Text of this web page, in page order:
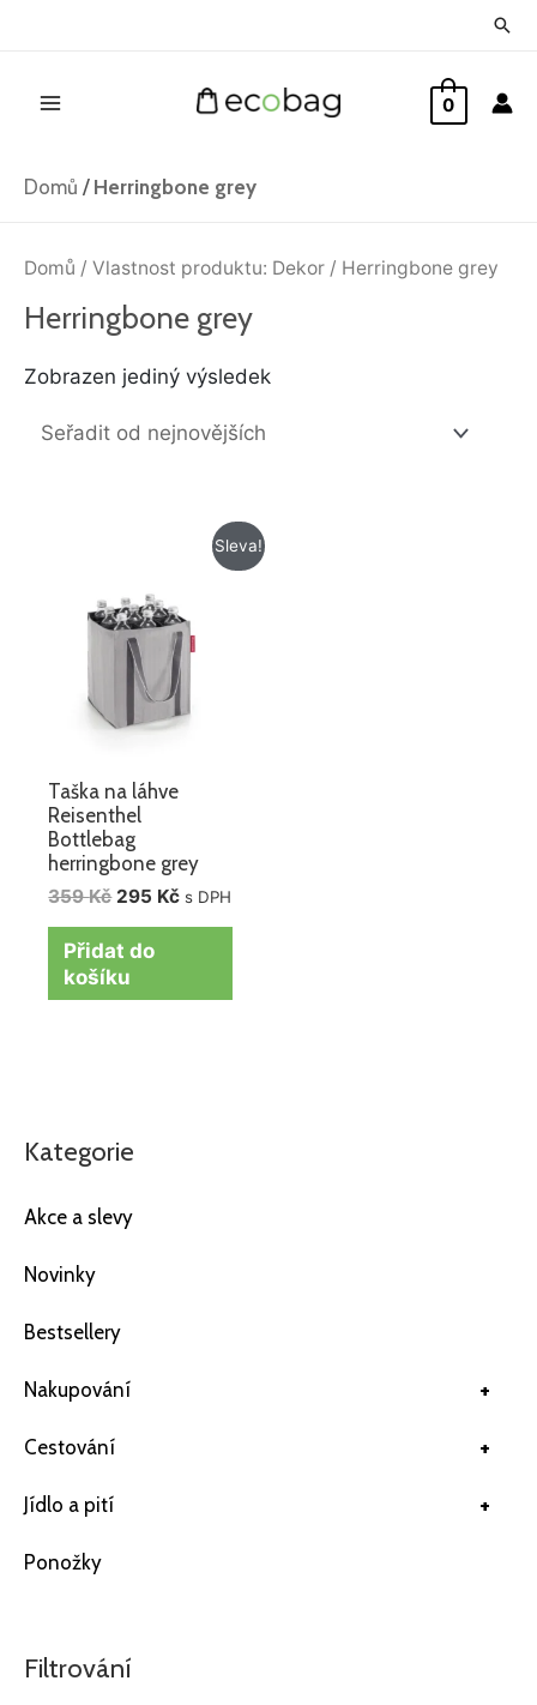
0
Domů / Herringbone grey
Kategorie
Akce a slevy
Novinky
Bestsellery
+
Nakupování
+
Cestování
+
Jídlo a pití
Ponožky
Filtrování
Domů / Vlastnost produktu: Dekor / Herringbone grey
Herringbone grey
Zobrazen jediný výsledek
Sleva!
Taška na láhve
Reisenthel
Bottlebag
herringbone grey
359Kč
359 Kč.
295 Kč
Aktuální
cena
s DPH
Přidat do
košíku